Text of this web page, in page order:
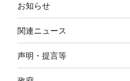
お知らせ
関連ニュース
声明・提言等